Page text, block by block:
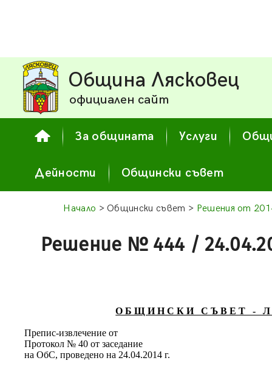
Община Лясковец
официален сайт
За общината Услуги
Дейности Общински съвет
Начало > Общински съвет > Решения от
Решение № 444 /
О Б Щ И Н С К И С Ъ В Е Т - Л
Препис-извлечение от
Протокол № 40 от заседание
на ОбС, проведено на 24.04.2014 г.